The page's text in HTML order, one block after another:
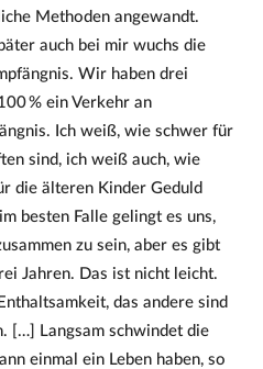
Methoden angewandt.
auch bei mir wuchs die
Wir haben drei
% ein Verkehr an
Ich weiß, wie schwer für
sind, ich weiß auch, wie
die älteren Kinder Geduld
besten Falle gelingt es uns,
zu sein, aber es gibt
Jahren. Das ist nicht leicht.
das andere sind
[…] Langsam schwindet die
einmal ein Leben haben, so